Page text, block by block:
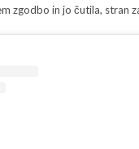
zgodbo in jo čutila, stran